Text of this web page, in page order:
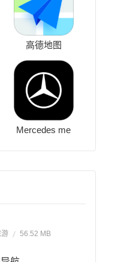
高德地图
Mercedes me
56.52 MB